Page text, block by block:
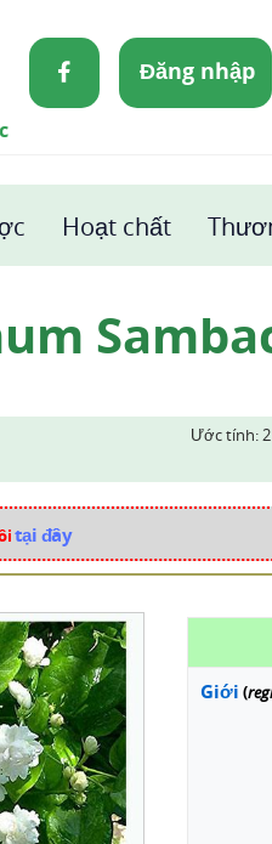
Đăng nhập
Hoạt chất
Ước tính:
tại đây
Giới (